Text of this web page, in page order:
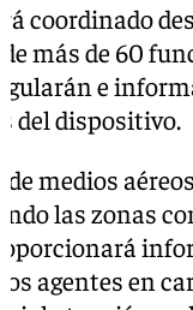
coordinado
más de 60
e
del dispositivo.
de medios
las zonas
agentes en